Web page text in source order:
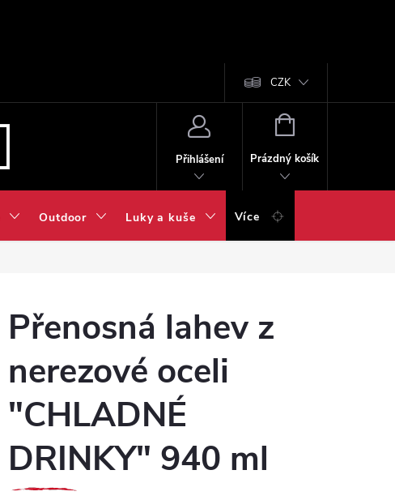
CZK
Přihlášení
NÁKUPNÍ
Prázdný košík
Outdoor Luky a kuše Více
Přenosná lahev z
nerezové oceli
"CHLADNÉ
DRINKY" 940 ml